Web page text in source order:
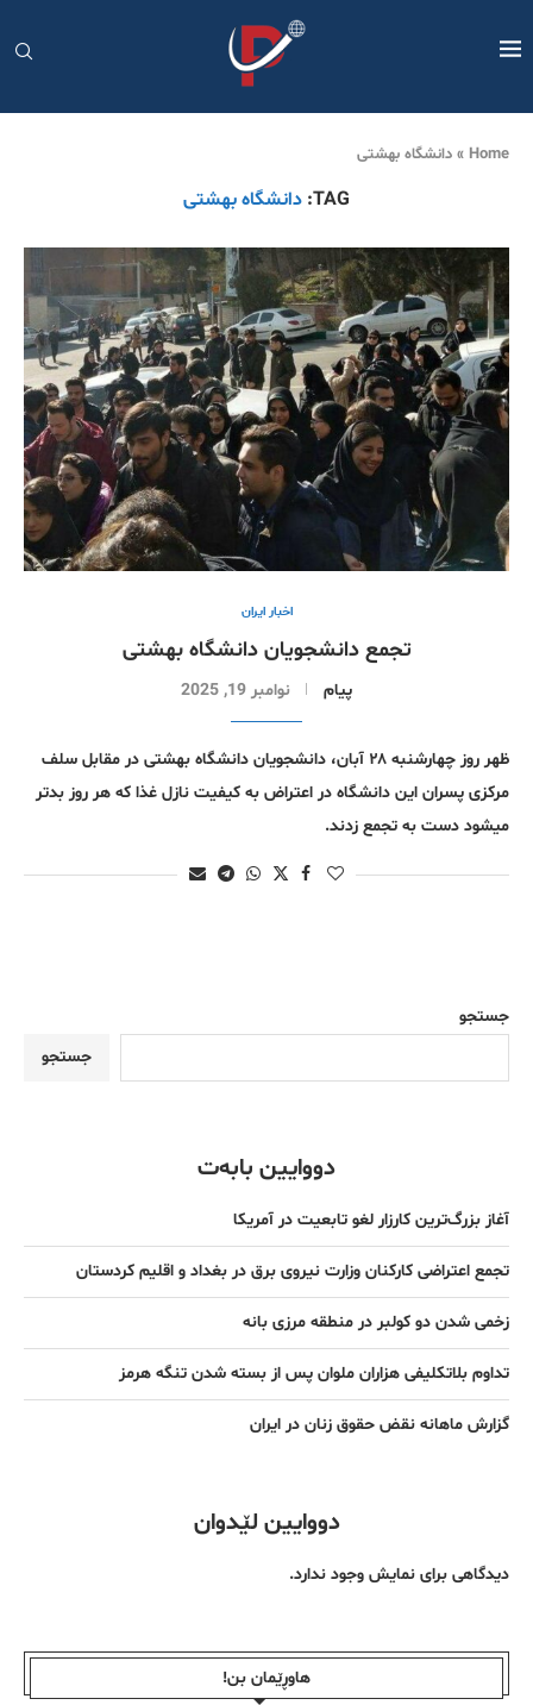
Home
» دانشگاه بهشتی
TAG: دانشگاه بهشتی
اخبار ایران
تجمع دانشجویان دانشگاه بهشتی
پیام نوامبر 19, 2025
ظهر روز چهارشنبه ۲۸ آبان، دانشجویان دانشگاه بهشتی در مقابل سلف
مرکزی پسران این دانشگاه در اعتراض به کیفیت نازل غذا که هر روز بدتر
میشود دست به تجمع زدند.
جستجو
جستجو
دووایین بابەت
آغاز بزرگ‌ترین کارزار لغو تابعیت در آمریکا
تجمع اعتراضی کارکنان وزارت نیروی برق در بغداد و اقلیم کردستان
زخمی شدن دو کولبر در منطقه مرزی بانه
تداوم بلاتکلیفی هزاران ملوان پس از بسته شدن تنگه هرمز
گزارش ماهانه نقض حقوق زنان در ایران
دووایین لێدوان
دیدگاهی برای نمایش وجود ندارد.
هاوڕێمان بن!